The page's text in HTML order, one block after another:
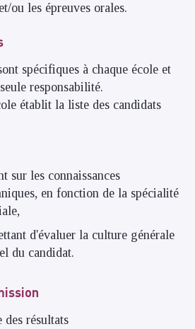
ou les épreuves orales.
spécifiques à chaque école et
responsabilité.
établit la liste des candidats
sur les connaissances
en fonction de la spécialité
d'évaluer la culture générale
du candidat.
des résultats